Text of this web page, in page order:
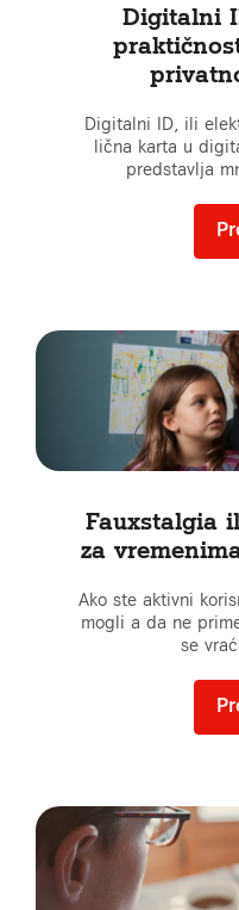
Digitalni
Digitalni ID, ili
lična karta u
predstavlja
Fauxstalgia
za
Ako ste aktivni
mogli a da ne
se